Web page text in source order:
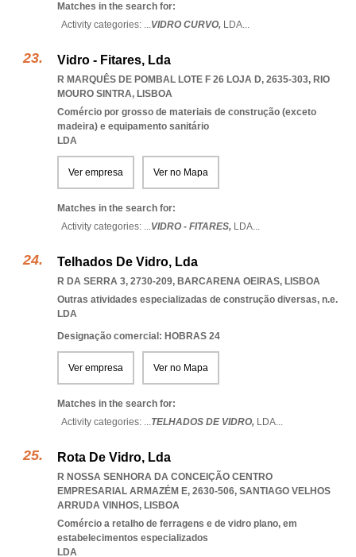
Matches in the search for:
Activity categories: ...VIDRO CURVO, LDA...
Vidro - Fitares, Lda
R MARQUÊS DE POMBAL LOTE F 26 LOJA D, 2635-303, RIO
MOURO SINTRA, LISBOA
Comércio por grosso de materiais de construção (exceto
madeira) e equipamento sanitário
LDA
Ver empresa Ver no Mapa
Matches in the search for:
Activity categories: ...VIDRO - FITARES, LDA...
Telhados De Vidro, Lda
R DA SERRA 3, 2730-209, BARCARENA OEIRAS, LISBOA
Outras atividades especializadas de construção diversas, n.e.
LDA
Designação comercial: HOBRAS 24
Ver empresa Ver no Mapa
Matches in the search for:
Activity categories: ...TELHADOS DE VIDRO, LDA...
Rota De Vidro, Lda
R NOSSA SENHORA DA CONCEIÇÃO CENTRO
EMPRESARIAL ARMAZÉM E, 2630-506, SANTIAGO VELHOS
ARRUDA VINHOS, LISBOA
Comércio a retalho de ferragens e de vidro plano, em
estabelecimentos especializados
LDA